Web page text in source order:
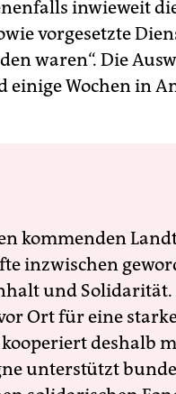
inwieweit
vorgesetzte
waren“. Die
Wochen in
kommenden
inzwischen
und
Ort für eine
deshalb
unterstützt